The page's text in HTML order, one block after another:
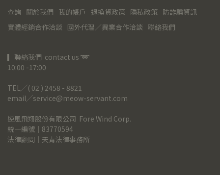
查詢 關於我們 我的帳戶 退換貨政策 隱私政策 防詐騙資訊
實體經銷合作洽談 國外代理／異業合作洽談 聯絡我們
▎聯絡我們  contact us ➿
10:00 -17:00
TEL╱( 02 ) 2458 - 8821
email╱service@meow-servant.com
逆風飛翔股份有限公司  Fore Wind Corp.
統一編號｜83770594
法律顧問｜天青法律事務所